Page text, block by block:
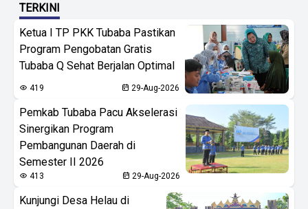
TERKINI
Ketua I TP PKK Tubaba Pastikan
Program Pengobatan Gratis
Tubaba Q Sehat Berjalan Optimal
419 29-Aug-2026
Pemkab Tubaba Pacu Akselerasi
Sinergikan Program
Pembangunan Daerah di
Semester II 2026
413 29-Aug-2026
Kunjungi Desa Helau di